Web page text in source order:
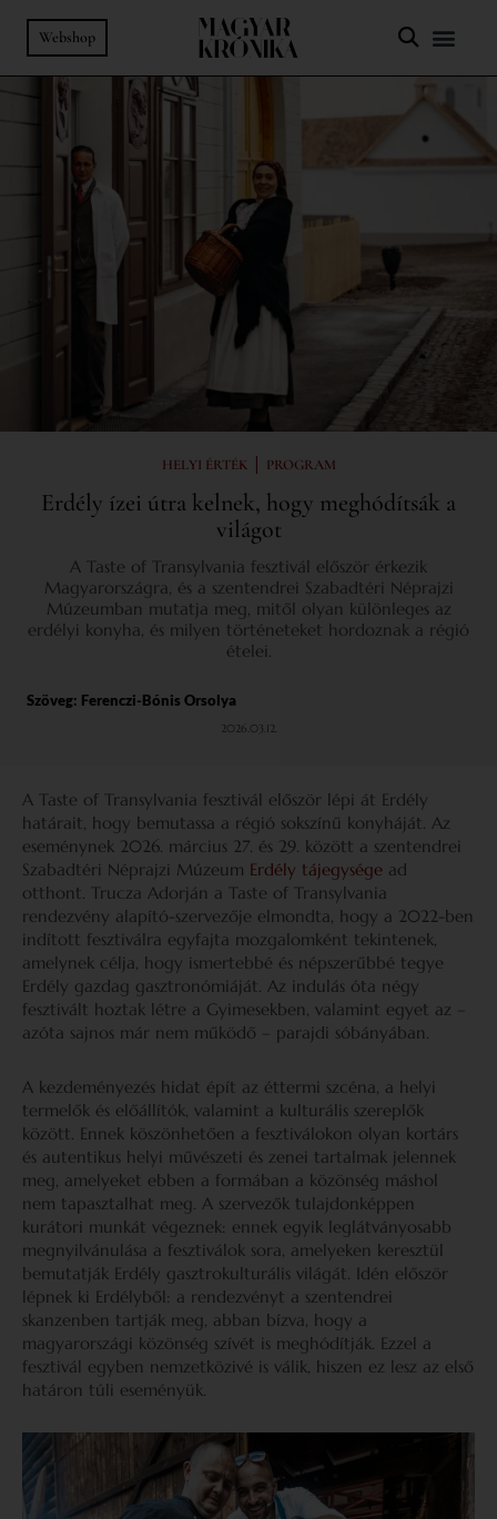
Webshop
HELYI ÉRTÉK | PROGRAM
Erdély ízei útra kelnek, hogy meghódítsák a
világot
A Taste of Transylvania fesztivál először érkezik
Magyarországra, és a szentendrei Szabadtéri Néprajzi
Múzeumban mutatja meg, mitől olyan különleges az
erdélyi konyha, és milyen történeteket hordoznak a régió
ételei.
Szöveg: Ferenczi-Bónis Orsolya
2026.03.12.
A Taste of Transylvania fesztivál először lépi át Erdély
határait, hogy bemutassa a régió sokszínű konyháját. Az
eseménynek 2026. március 27. és 29. között a szentendrei
Szabadtéri Néprajzi Múzeum Erdély tájegysége ad
otthont. Trucza Adorján a Taste of Transylvania
rendezvény alapító-szervezője elmondta, hogy a 2022-ben
indított fesztiválra egyfajta mozgalomként tekintenek,
amelynek célja, hogy ismertebbé és népszerűbbé tegye
Erdély gazdag gasztronómiáját. Az indulás óta négy
fesztivált hoztak létre a Gyimesekben, valamint egyet az –
azóta sajnos már nem működő – parajdi sóbányában.
A kezdeményezés hidat épít az éttermi szcéna, a helyi
termelők és előállítók, valamint a kulturális szereplők
között. Ennek köszönhetően a fesztiválokon olyan kortárs
és autentikus helyi művészeti és zenei tartalmak jelennek
meg, amelyeket ebben a formában a közönség máshol
nem tapasztalhat meg. A szervezők tulajdonképpen
kurátori munkát végeznek: ennek egyik leglátványosabb
megnyilvánulása a fesztiválok sora, amelyeken keresztül
bemutatják Erdély gasztrokulturális világát. Idén először
lépnek ki Erdélyből: a rendezvényt a szentendrei
skanzenben tartják meg, abban bízva, hogy a
magyarországi közönség szívét is meghódítják. Ezzel a
fesztivál egyben nemzetközivé is válik, hiszen ez lesz az első
határon túli eseményük.